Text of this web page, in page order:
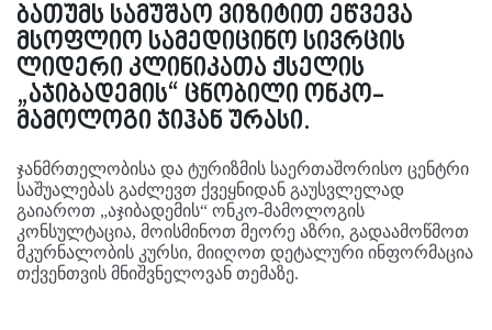
ბათუმს სამუშაო ვიზიტით ეწვევა
მსოფლიო სამედიცინო სივრცის
ლიდერი კლინიკათა ქსელის
„აჯიბადემის“ ცნობილი ონკო-
მამოლოგი ჯიჰან ურასი.
ჯანმრთელობისა და ტურიზმის საერთაშორისო ცენტრი
საშუალებას გაძლევთ ქვეყნიდან გაუსვლელად
გაიაროთ „აჯიბადემის“ ონკო-მამოლოგის
კონსულტაცია, მოისმინოთ მეორე აზრი, გადაამოწმოთ
მკურნალობის კურსი, მიიღოთ დეტალური ინფორმაცია
თქვენთვის მნიშვნელოვან თემაზე.